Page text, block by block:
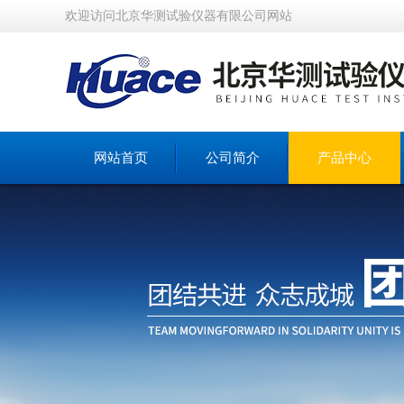
欢迎访问北京华测试验仪器有限公司网站
网站首页 公司简介 产品中心